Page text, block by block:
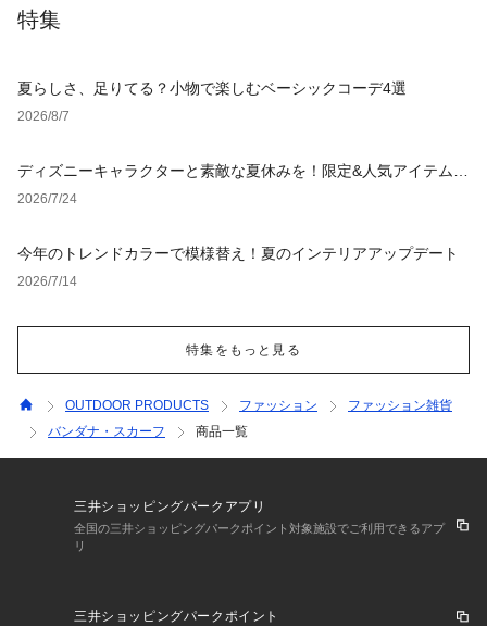
特集
夏らしさ、足りてる？小物で楽しむベーシックコーデ4選
2026/8/7
ディズニーキャラクターと素敵な夏休みを！限定&人気アイテム特
集
2026/7/24
今年のトレンドカラーで模様替え！夏のインテリアアップデート
2026/7/14
特集をもっと見る
OUTDOOR PRODUCTS ファッション
ファッション雑貨
バンダナ・スカーフ
商品一覧
三井ショッピングパークアプリ
全国の三井ショッピングパークポイント対象施設でご利用できるアプ
リ
三井ショッピングパークポイント